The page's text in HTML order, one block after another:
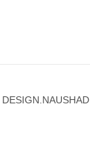
DESIGN.NAUSHAD